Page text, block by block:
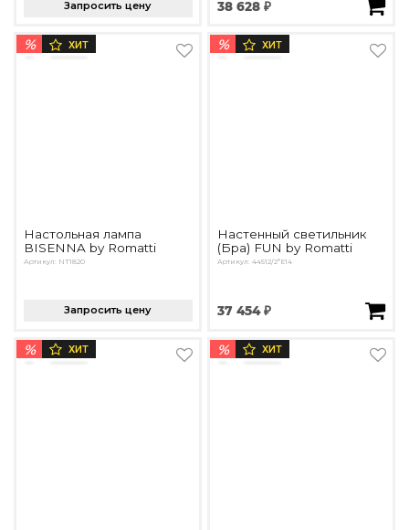
Запросить цену 38 628 ₽
% ХИТ
Настольная лампа
BISENNA by Romatti
Артикул: NT1820
Запросить цену
% ХИТ
Настенный светильник
(Бра) FUN by Romatti
Артикул: 44512/2*E14
37 454 ₽
% ХИТ % ХИТ